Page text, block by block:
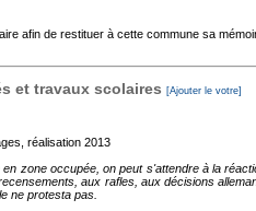
afin de restituer à cette commune sa
et travaux scolaires [Ajouter le votre]
réalisation 2013
zone occupée, on peut s'attendre à la
aux rafles, aux décisions
ne protesta pas.